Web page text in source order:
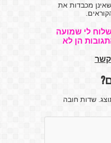
מכבדות את
לי שמועה
הן לא
קשר
שדות חובה